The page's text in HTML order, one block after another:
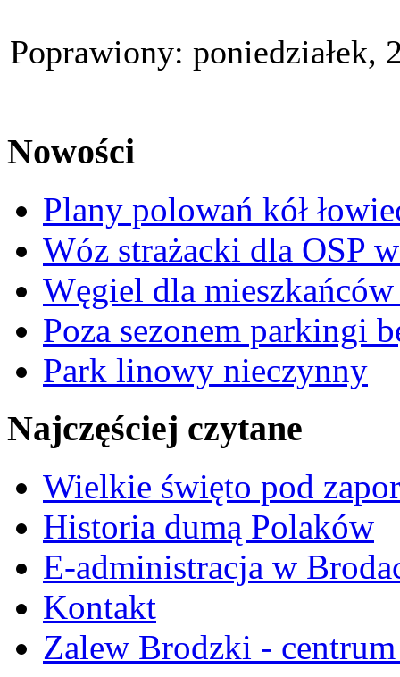
Poprawiony: poniedziałek,
Nowości
Plany polowań kół
Wóz strażacki dla OSP
Węgiel dla
Poza sezonem parkingi
Park linowy nieczynny
Najczęściej czytane
Wielkie święto pod
Historia dumą Polaków
E-administracja w
Kontakt
Zalew Brodzki -